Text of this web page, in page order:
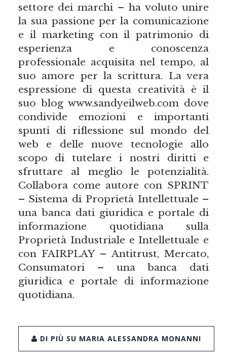
settore dei marchi – ha voluto unire
la sua passione per la comunicazione
e il marketing con il patrimonio di
esperienza e conoscenza
professionale acquisita nel tempo, al
suo amore per la scrittura. La vera
espressione di questa creatività è il
suo blog www.sandyeilweb.com dove
condivide emozioni e importanti
spunti di riflessione sul mondo del
web e delle nuove tecnologie allo
scopo di tutelare i nostri diritti e
sfruttare al meglio le potenzialità.
Collabora come autore con SPRINT
– Sistema di Proprietà Intellettuale –
una banca dati giuridica e portale di
informazione quotidiana sulla
Proprietà Industriale e Intellettuale e
con FAIRPLAY – Antitrust, Mercato,
Consumatori – una banca dati
giuridica e portale di informazione
quotidiana.
DI PIÙ SU MARIA ALESSANDRA MONANNI